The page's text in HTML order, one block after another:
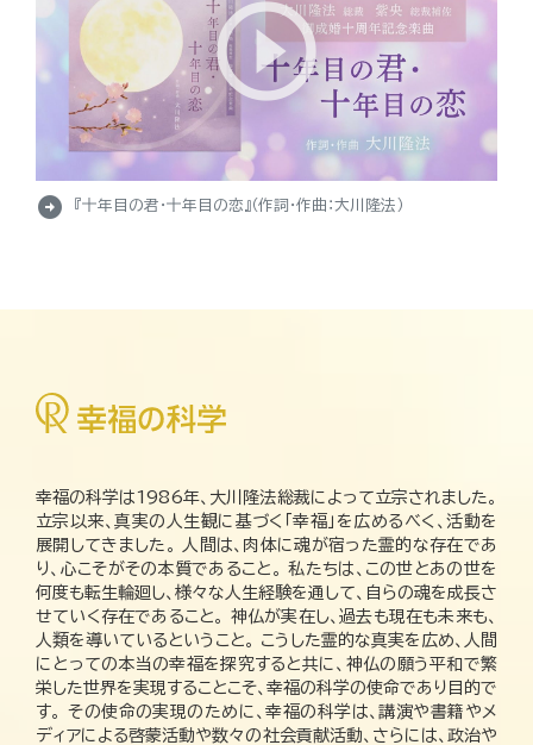
arrow_circle_right 『十年目の君・十年目の恋』（作詞・作曲：大川隆法）
幸福の科学は1986年、大川隆法総裁によって立宗されました。
立宗以来、真実の人生観に基づく「幸福」を広めるべく、活動を
展開してきました。 人間は、肉体に魂が宿った霊的な存在であ
り、心こそがその本質であること。 私たちは、この世とあの世を
何度も転生輪廻し、様々な人生経験を通して、自らの魂を成長さ
せていく存在であること。 神仏が実在し、過去も現在も未来も、
人類を導いているということ。 こうした霊的な真実を広め、人間
にとっての本当の幸福を探究すると共に、神仏の願う平和で繁
栄した世界を実現することこそ、幸福の科学の使命であり目的で
す。 その使命の実現のために、幸福の科学は、講演や書籍やメ
ディアによる啓蒙活動や数々の社会貢献活動、さらには、政治や